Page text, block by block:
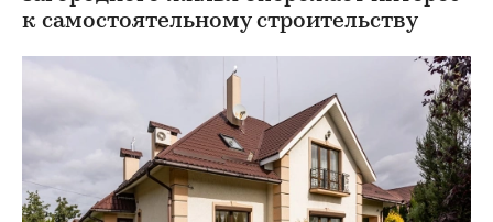
к самостоятельному строительству